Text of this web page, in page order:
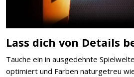
Lass dich von Details
Tauche ein in ausgedehnte
optimiert und Farben naturgetreu